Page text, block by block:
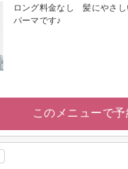
ロング料金なし 髪にやさ
パーマです♪
このメニューで予